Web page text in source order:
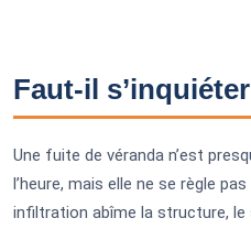
Faut-il
Une fuite de véranda n’est
l’heure, mais elle ne se règle
infiltration abîme la structure,